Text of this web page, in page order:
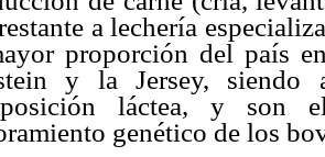
a lechería
proporción del país
y la Jersey,
láctea, y son
genético de los